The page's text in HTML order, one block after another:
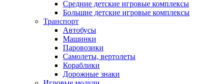
Средние детские игровые комплексы
Большие детские игровые комплексы
Транспорт
Автобусы
Машинки
Паровозики
Самолеты, вертолеты
Кораблики
Дорожные знаки